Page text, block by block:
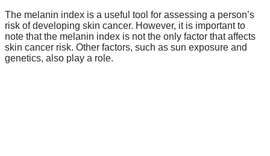
The melanin index is a useful tool for assessing a person’s
risk of developing skin cancer. However, it is important to
note that the melanin index is not the only factor that affects
skin cancer risk. Other factors, such as sun exposure and
genetics, also play a role.